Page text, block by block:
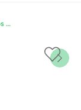
Spiderman Set de Juegos Parque de Juego de Spidey